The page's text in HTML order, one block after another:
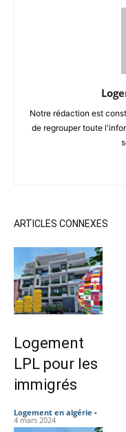
Notre rédaction est
de regrouper toute
ARTICLES CONNEXES
Logement
LPL pour les
immigrés
Logement en algérie -
4 mars 2024